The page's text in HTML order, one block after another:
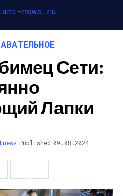
Сети:
Лапки
Published 09.08.2024